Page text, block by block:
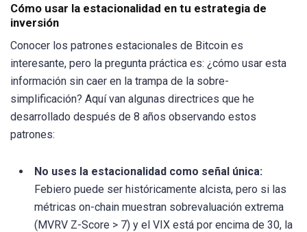
Cómo usar la estacionalidad en tu estrategia de
inversión
Conocer los patrones estacionales de Bitcoin es
interesante, pero la pregunta práctica es: ¿cómo usar esta
información sin caer en la trampa de la sobre-
simplificación? Aquí van algunas directrices que he
desarrollado después de 8 años observando estos
patrones:
No uses la estacionalidad como señal única:
Febiero puede ser históricamente alcista, pero si las
métricas on-chain muestran sobrevaluación extrema
(MVRV Z-Score > 7) y el VIX está por encima de 30, la